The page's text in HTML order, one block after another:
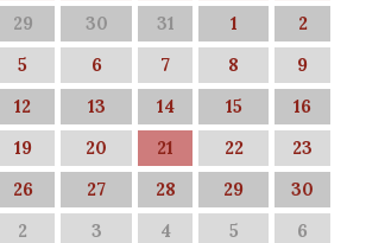
29 30 31 1
2
5 6 7 8
9
12 13 14 15
16
19 20 21 22
23
26 27 28 29
30
2 3 4 5 6